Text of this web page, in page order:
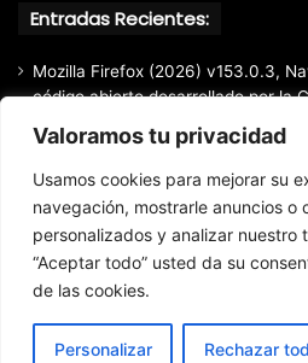
Valoramos tu privacidad
Usamos cookies para mejorar su
navegación, mostrarle anuncios o
personalizados y analizar nuestro
“Aceptar todo” usted da su
de las cookies.
Personalizar Rechazar
Entradas Recientes:
Mozilla Firefox (2026) v153.0.3,
código abierto​ desarrollado por la
Total Audio Converter v6.1.0.305,
Markdown Monster (2026) Full
Advanced Renamer Commercial
información de archivos
© Copyright 2016 - 2026 Todos